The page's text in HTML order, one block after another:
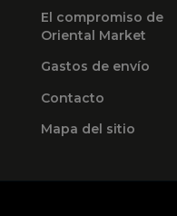
El compromiso de
Oriental Market
Gastos de envío
Contacto
Mapa del sitio